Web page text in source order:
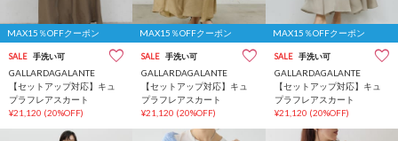
MAX15％OFFクーポン
SALE 手洗い可
GALLARDAGALANTE
【セットアップ対応】キュ
プラフレアスカート
¥21,120 (20%OFF)
MAX15％OFFクーポン
SALE 手洗い可
GALLARDAGALANTE
【セットアップ対応】キュ
プラフレアスカート
¥21,120 (20%OFF)
MAX15％OFFクーポン
SALE 手洗い可
GALLARDAGALANTE
【セットアップ対応】キュ
プラフレアスカート
¥21,120 (20%OFF)